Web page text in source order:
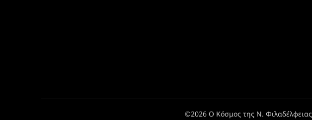
©2026 Ο Κόσμος της Ν. Φιλαδέλφειας